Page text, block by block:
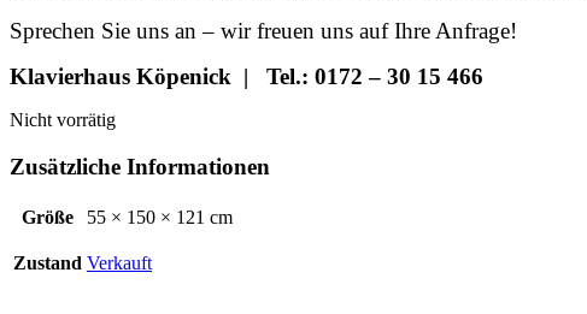
Sprechen Sie uns an – wir freuen uns auf Ihre Anfrage!
Klavierhaus Köpenick | Tel.: 0172 – 30 15 466
Nicht vorrätig
Zusätzliche Informationen
Größe 55 × 150 × 121 cm
Zustand Verkauft